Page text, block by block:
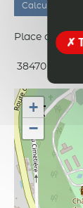
Calculer
Place du
38470
+
−